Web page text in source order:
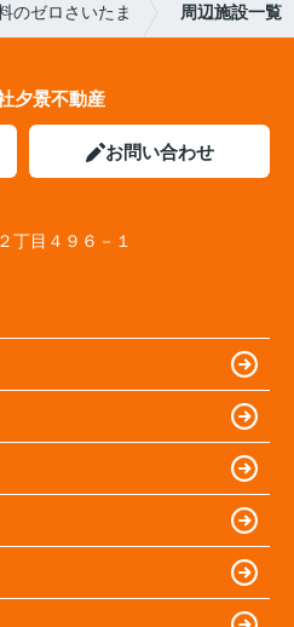
のゼロさいたま 周辺施設一覧
夕景不動産
お問い合わせ
丁目４９６－１